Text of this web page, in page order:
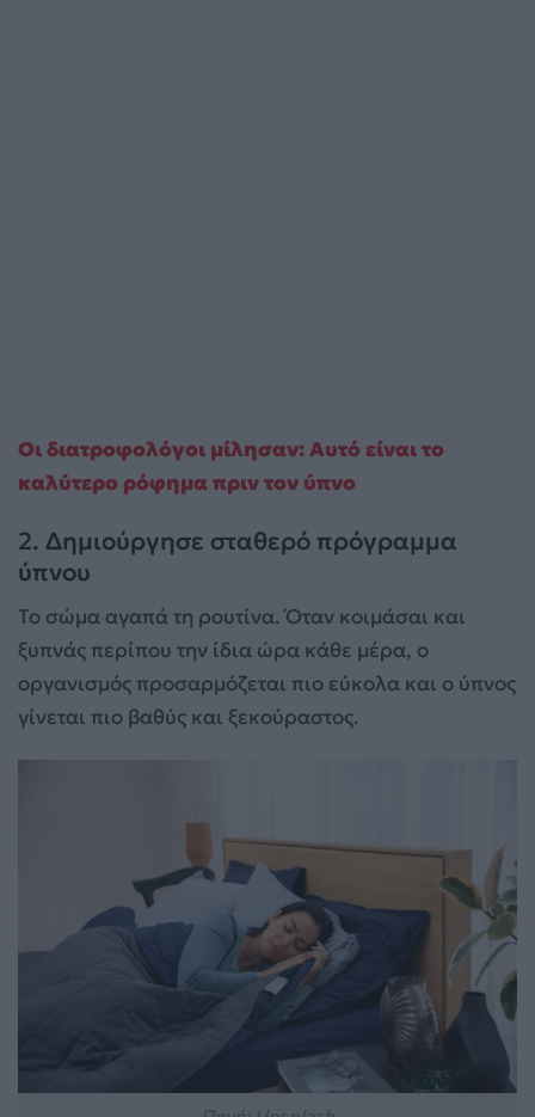
Οι διατροφολόγοι μίλησαν: Αυτό είναι το
καλύτερο ρόφημα πριν τον ύπνο
2. Δημιούργησε σταθερό πρόγραμμα
ύπνου
Το σώμα αγαπά τη ρουτίνα. Όταν κοιμάσαι και
ξυπνάς περίπου την ίδια ώρα κάθε μέρα, ο
οργανισμός προσαρμόζεται πιο εύκολα και ο ύπνος
γίνεται πιο βαθύς και ξεκούραστος.